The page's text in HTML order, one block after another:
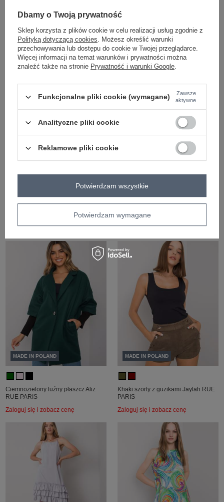
Czerwona bluzka z wiązaniem
Marcia RUE PARIS
Zaloguj się i zobacz cenę
Jasnoniebieska bluzka z falbankami
Limassol RUE PARIS
Zaloguj się i zobacz cenę
MADE IN POLAND
Zaloguj się i zobacz cenę
MADE IN POLAND
dzianiny Memphis RUE PARIS
Zaloguj się i zobacz cenę
MADE IN POLAND
Ciemnozielony luźny płaszcz Aliz
RUE PARIS
Zaloguj się i zobacz cenę
MADE IN POLAND
Khaki szorty z guzikami Jaylah RUE
PARIS
Zaloguj się i zobacz cenę
Dbamy o Twoją prywatność
Sklep korzysta z plików cookie w celu realizacji usług zgodnie z
Polityką dotyczącą cookies. Możesz określić warunki
przechowywania lub dostępu do cookie w Twojej przeglądarce.
Więcej informacji na temat warunków i prywatności można
znaleźć także na stronie Prywatność i warunki Google.
Funkcjonalne pliki cookie (wymagane)
Zawsze
aktywne
Analityczne pliki cookie
Reklamowe pliki cookie
Potwierdzam wymagane
Potwierdzam wszystkie